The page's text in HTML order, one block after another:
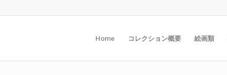
Home コレクション概要 絵画類